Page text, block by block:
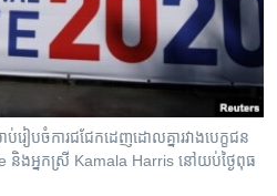
បចំ​ការ​ជជែក​ដេញដោល​គ្នា​រវាង​បេក្ខជន​
ង​អ្នកស្រី Kamala Harris នៅ​យប់​ថ្ងៃ​ពុធ​